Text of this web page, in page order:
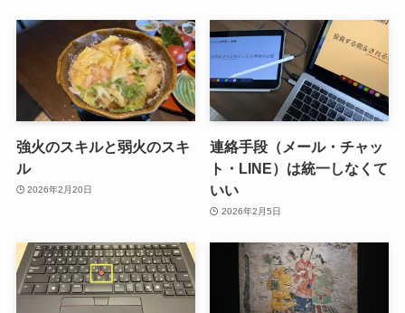
強火のスキルと弱火のスキ
ル
2026年2月20日
連絡手段（メール・チャッ
ト・LINE）は統一しなくて
いい
2026年2月5日